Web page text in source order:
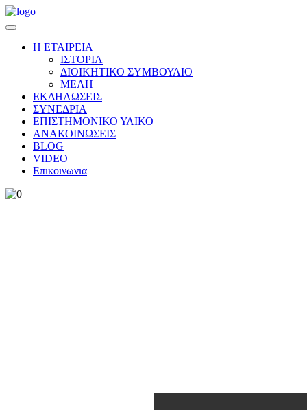
Η ΕΤΑΙΡΕΙΑ
ΙΣΤΟΡΙΑ
ΔΙΟΙΚΗΤΙΚΟ ΣΥΜΒΟΥΛΙΟ
ΜΕΛΗ
ΕΚΔΗΛΩΣΕΙΣ
ΣΥΝΕΔΡΙΑ
ΕΠΙΣΤΗΜΟΝΙΚΟ ΥΛΙΚΟ
ΑΝΑΚΟΙΝΩΣΕΙΣ
BLOG
VIDEO
Επικοινωνια